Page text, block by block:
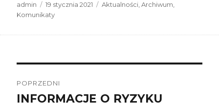
Autor
admin
Data
publikacji
19 stycznia 2021 Kategorie
Aktualności ,Archiwum
Komunikaty
wpisu
POPRZEDNI
Poprzedni
INFORMACJE O RYZYKU